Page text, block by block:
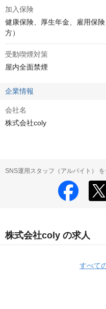
加入保険
健康保険、厚生年金、雇用保
方）
受動喫煙対策
屋内全面禁煙
企業情報
会社名
株式会社coly
SNS運用スタッフ（アルバイト）
株式会社coly の求人
すべて